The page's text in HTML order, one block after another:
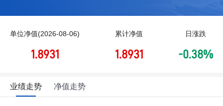
单位净值(2026-08-06)
1.8931
累计净值
1.8931
日涨跌
-0.38%
业绩走势 净值走势